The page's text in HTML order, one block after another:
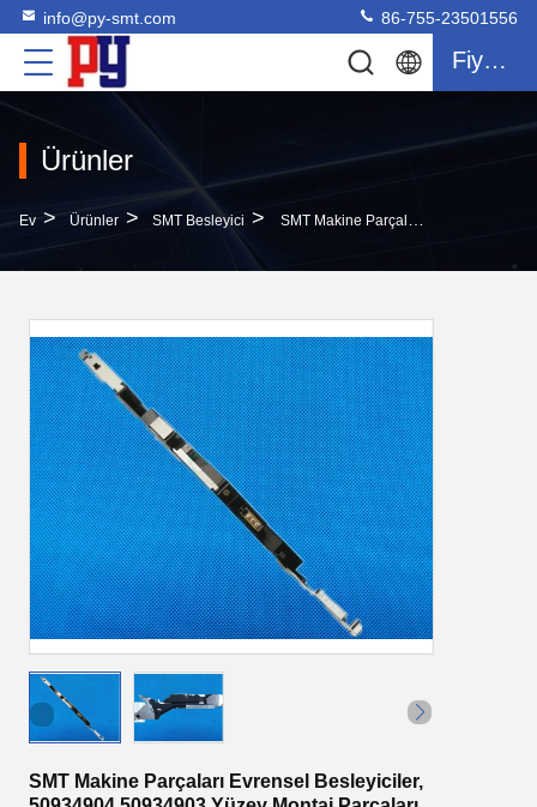
info@py-smt.com 86-755-23501556
Fiyat Teklifi
Ürünler
Ev > Ürünler > SMT Besleyici > SMT Makine Parçaları Evrensel Besleyiciler, 50934904 50934903 Yüzey Montaj Parçaları
SMT Makine Parçaları Evrensel Besleyiciler,